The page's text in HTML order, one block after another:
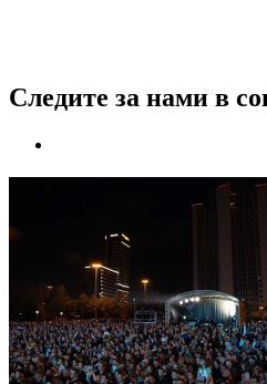
Следите за нами в